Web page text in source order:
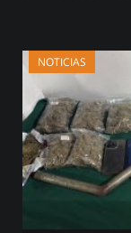
NOTICIAS